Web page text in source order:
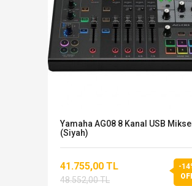
Yamaha AG08 8 Kanal USB
(Siyah)
41.755,00 TL
48.552,00 TL
-